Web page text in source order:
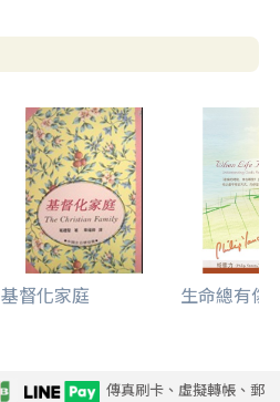
基督化家庭 生命總有傷
傳真刷卡、虛擬轉帳、郵